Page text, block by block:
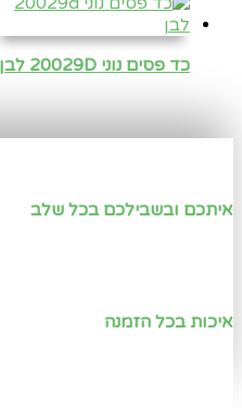
כד פסים נוני 20029D לבן
איתכם ובשבילכם בכל שלב
איכות בכל הזמנה